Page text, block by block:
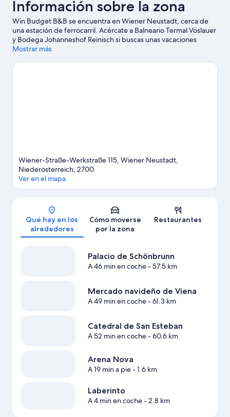
Información sobre la zona
Win Budget B&B se encuentra en Wiener Neustadt, cerca de
una estación de ferrocarril. Acércate a Balneario Termal Vöslauer
y Bodega Johanneshof Reinisch si buscas unas vacaciones
activas, donde también puedes acercarte a atractivos turísticos
Energético también merecen la pena.
Mostrar más
Wiener-Straße-Werkstraße 115, Wiener Neustadt,
Niederösterreich, 2700
Ver en el mapa
Qué hay en los
alrededores
Cómo moverse
por la zona
Restaurantes
Palacio de Schönbrunn
A 46 min en coche- 57.5 km
Mercado navideño de Viena
A 49 min en coche- 61.3 km
Catedral de San Esteban
A 52 min en coche- 60.6 km
Arena Nova
A 19 min a pie- 1.6 km
Laberinto
A 4 min en coche- 2.8 km